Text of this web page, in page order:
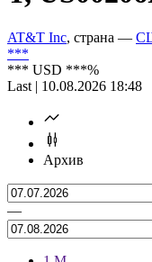
AT&T Inc, страна —
***
*** USD ***%
Last | 10.08.2026 18:48
Архив
—